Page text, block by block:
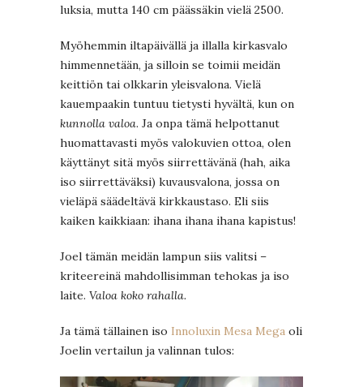
luksia, mutta 140 cm päässäkin vielä 2500.
Myöhemmin iltapäivällä ja illalla kirkasvalo
himmennetään, ja silloin se toimii meidän
keittiön tai olkkarin yleisvalona. Vielä
kauempaakin tuntuu tietysti hyvältä, kun on
kunnolla valoa. Ja onpa tämä helpottanut
huomattavasti myös valokuvien ottoa, olen
käyttänyt sitä myös siirrettävänä (hah, aika
iso siirrettäväksi) kuvausvalona, jossa on
vieläpä säädeltävä kirkkaustaso. Eli siis
kaiken kaikkiaan: ihana ihana ihana kapistus!
Joel tämän meidän lampun siis valitsi –
kriteereinä mahdollisimman tehokas ja iso
laite. Valoa koko rahalla.
Ja tämä tällainen iso Innoluxin Mesa Mega oli
Joelin vertailun ja valinnan tulos: